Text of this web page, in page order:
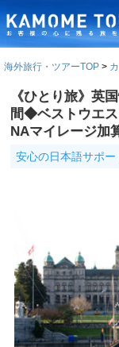
海外旅行・ツアーTOP
《ひとり旅》英
間◆ベストウエ
NAマイレージ加
安心の日本語サポー